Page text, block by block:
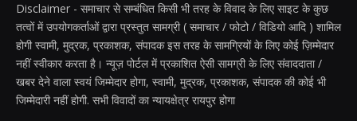
Disclaimer - समाचार से सम्बंधित किसी भी तरह के विवाद के लिए साइट के कुछ
तत्वों में उपयोगकर्ताओं द्वारा प्रस्तुत सामग्री ( समाचार / फोटो / विडियो आदि ) शामिल
होगी स्वामी, मुद्रक, प्रकाशक, संपादक इस तरह के सामग्रियों के लिए कोई ज़िम्मेदार
नहीं स्वीकार करता है। न्यूज़ पोर्टल में प्रकाशित ऐसी सामग्री के लिए संवाददाता /
खबर देने वाला स्वयं जिम्मेदार होगा, स्वामी, मुद्रक, प्रकाशक, संपादक की कोई भी
जिम्मेदारी नहीं होगी. सभी विवादों का न्यायक्षेत्र रायपुर होगा